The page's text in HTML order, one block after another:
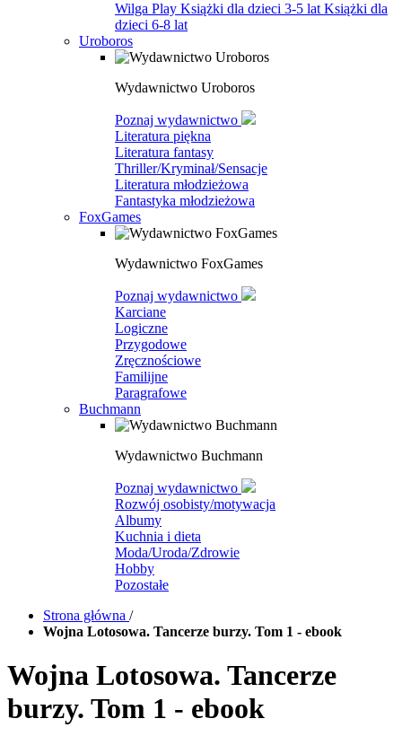
Wilga Play Książki dla dzieci 3-5 lat Książki dla
dzieci 6-8 lat
Uroboros
Wydawnictwo Uroboros
Poznaj wydawnictwo
Literatura piękna
Literatura fantasy
Thriller/Kryminał/Sensacje
Literatura młodzieżowa
Fantastyka młodzieżowa
FoxGames
Wydawnictwo FoxGames
Poznaj wydawnictwo
Karciane
Logiczne
Przygodowe
Zręcznościowe
Familijne
Paragrafowe
Buchmann
Wydawnictwo Buchmann
Poznaj wydawnictwo
Rozwój osobisty/motywacja
Albumy
Kuchnia i dieta
Moda/Uroda/Zdrowie
Hobby
Pozostałe
Strona główna /
Wojna Lotosowa. Tancerze burzy. Tom 1 - ebook
Wojna Lotosowa. Tancerze
burzy. Tom 1 - ebook